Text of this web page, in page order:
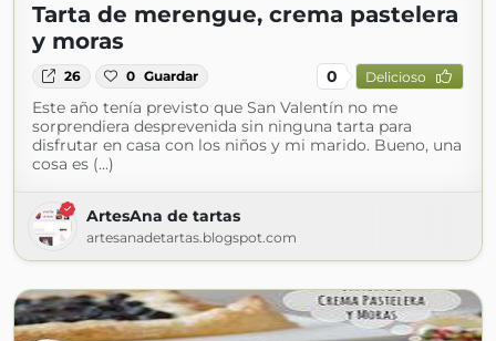
Tarta de merengue, crema pastelera
y moras
26 0 Guardar 0 Delicioso
Este año tenía previsto que San Valentín no me
sorprendiera desprevenida sin ninguna tarta para
disfrutar en casa con los niños y mi marido. Bueno, una
cosa es (...)
ArtesAna de tartas
artesanadetartas.blogspot.com